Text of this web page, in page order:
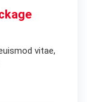
vitae,